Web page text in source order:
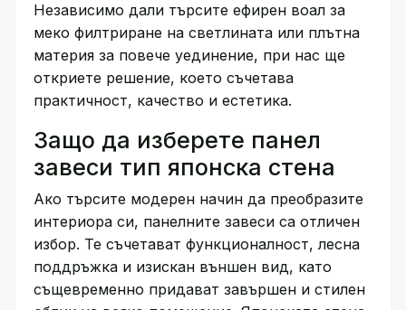
Независимо дали търсите ефирен воал за
меко филтриране на светлината или плътна
материя за повече уединение, при нас ще
откриете решение, което съчетава
практичност, качество и естетика.
Защо да изберете панел
завеси тип японска стена
Ако търсите модерен начин да преобразите
интериора си, панелните завеси са отличен
избор. Те съчетават функционалност, лесна
поддръжка и изискан външен вид, като
същевременно придават завършен и стилен